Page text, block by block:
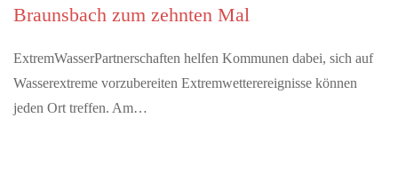
Braunsbach zum zehnten Mal
ExtremWasserPartnerschaften helfen Kommunen dabei, sich auf
Wasserextreme vorzubereiten Extremwetterereignisse können
jeden Ort treffen. Am…